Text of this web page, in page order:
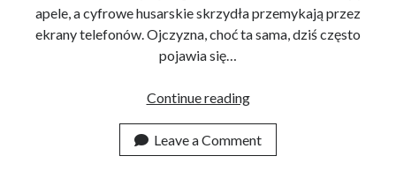
apele, a cyfrowe husarskie skrzydła przemykają przez
ekrany telefonów. Ojczyzna, choć ta sama, dziś często
pojawia się…
Continue readingWielka
na
Insta
Leave a Comment